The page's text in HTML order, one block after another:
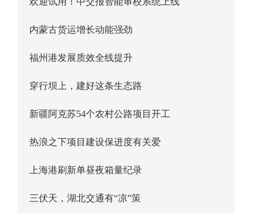
内蒙古货运增长动能强劲
福州港发展质效全线提升
穿行坝上，建好这条生态路
新疆阿克苏54个农村公路项目开工
热浪之下项目建设保进度有关爱
上海港刷新单昼夜箱量纪录
三伏天，湖北交通有“凉”策